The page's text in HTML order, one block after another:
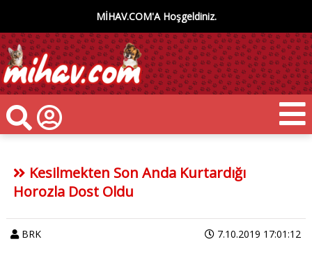
MİHAV.COM'A Hoşgeldiniz.
Kesilmekten Son Anda Kurtardığı
Horozla Dost Oldu
BRK 7.10.2019 17:01:12